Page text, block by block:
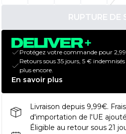
RUPTURE DE
Protégez votre commande pour
Retours sous 35 jours, 5 €
plus encore.
En savoir plus
Livraison depuis 9,99€.
d'importation de l'UE
Éligible au retour sous 21